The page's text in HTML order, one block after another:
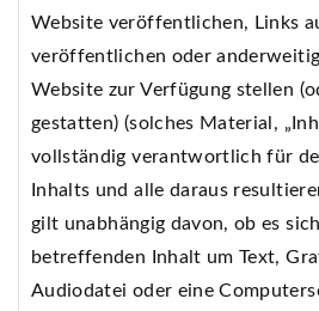
Website veröffentlichen, Links
veröffentlichen oder
Website zur Verfügung stellen
gestatten) (solches Material,
vollständig verantwortlich für
Inhalts und alle daraus
gilt unabhängig davon, ob es
betreffenden Inhalt um Text,
Audiodatei oder eine